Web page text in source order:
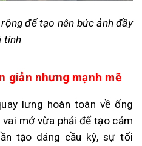
để tạo nên bức ảnh đầy
tính
giản nhưng mạnh mẽ
lưng hoàn toàn về ống
mở vừa phải để tạo cảm
tạo dáng cầu kỳ, sự tối